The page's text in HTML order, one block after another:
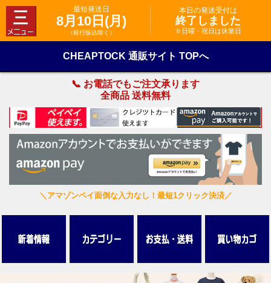
最短発送日
8月10日(月)
（銀行振込除く）
本日の発送受付は
終了しました
※日曜・祝日は休業日
CHEAPTOCK 通販サイト TOPへ
📞 お電話でもご注文承ります
全商品 送料無料
＼アマゾンペイ面倒な入力なし！最短1クリック決済／